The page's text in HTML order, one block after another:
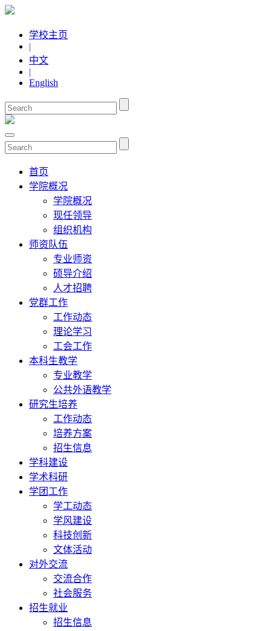
学校主页
|
中文
|
English
首页
学院概况
学院概况
现任领导
组织机构
师资队伍
专业师资
硕导介绍
人才招聘
党群工作
工作动态
理论学习
工会工作
本科生教学
专业教学
公共外语教学
研究生培养
工作动态
培养方案
招生信息
学科建设
学术科研
学团工作
学工动态
学风建设
科技创新
文体活动
对外交流
交流合作
社会服务
招生就业
招生信息